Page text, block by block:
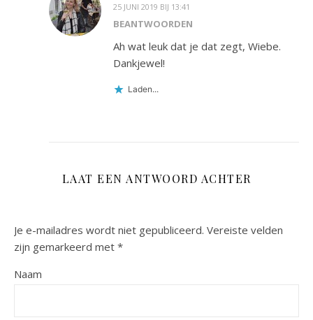
25 JUNI 2019 BIJ 13:41
BEANTWOORDEN
Ah wat leuk dat je dat zegt, Wiebe.
Dankjewel!
Laden...
LAAT EEN ANTWOORD ACHTER
Je e-mailadres wordt niet gepubliceerd. Vereiste velden
zijn gemarkeerd met *
Naam